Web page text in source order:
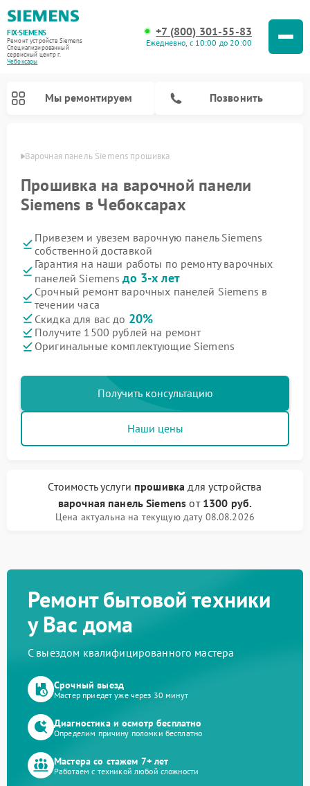
FIX-SIEMENS
Ремонт устройств Siemens
Специализированный
cервисный центр г.
Чебоксары
+7 (800) 301-55-83
Ежедневно, с 10:00 до 20:00
Мы ремонтируем Позвонить
Варочная панель Siemens прошивка
Прошивка на варочной панели
Siemens в Чебоксарах
Привезем и увезем варочную панель Siemens
собственной доставкой
Гарантия на наши работы по ремонту варочных
панелей Siemensдо 3-х лет
Срочный ремонт варочных панелей Siemens в
течении часа
Скидка для вас до 20%
Получите 1500 рублей на ремонт
Оригинальные комплектующие Siemens
Получить консультацию
Наши цены
Стоимость услуги прошивка для устройства
варочная панель Siemens от 1300 руб.
Цена актуальна на текущую дату 08.08.2026
Ремонт бытовой техники
у Вас дома
С выездом квалифицированного мастера
Срочный выезд
Мастер приедет уже через 30 минут
Диагностика и осмотр бесплатно
Определим причину поломки бесплатно
Мастера со стажем 7+ лет
Работаем с техникой любой сложности